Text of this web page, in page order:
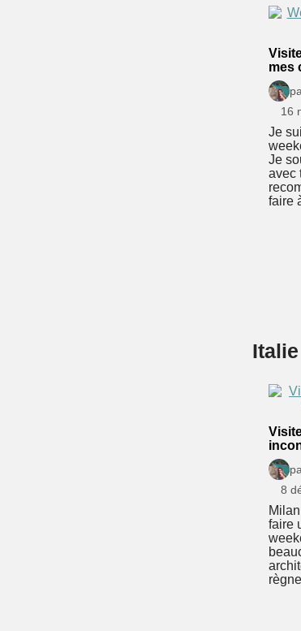
mes
16
Je
Je
avec
faire
Italie
8
faire